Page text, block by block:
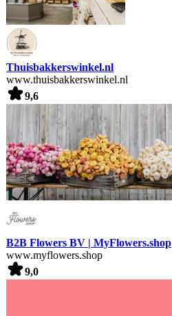
Thuisbakkerswinkel.nl
www.thuisbakkerswinkel.nl
9,6
B2B Flowers BV | MyFlowers.shop
www.myflowers.shop
9,0